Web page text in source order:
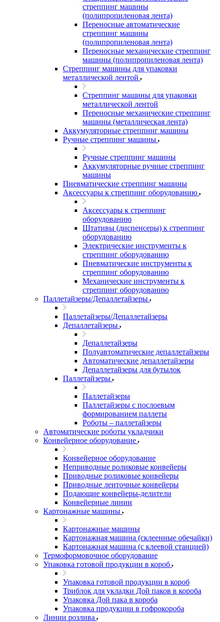
стреппинг машины
(полипропиленовая лента)
Переносные автоматические
стреппинг машины
(полипропиленовая лента)
Переносные механические стреппинг
машины (полипропиленовая лента)
Стреппинг машины для упаковки
металлической лентой
Стреппинг машины для упаковки
металлической лентой
Переносные механические стреппинг
машины (металлическая лента)
Аккумуляторные стреппинг машины
Ручные стреппинг машины
Ручные стреппинг машины
Аккумуляторные ручные стреппинг
машины
Пневматические стреппинг машины
Аксессуары к стреппинг оборудованию
Аксессуары к стреппинг
оборудованию
Штативы (диспенсеры) к стреппинг
оборудованию
Электрические инструменты к
стреппинг оборудованию
Пневматические инструменты к
стреппинг оборудованию
Механические инструменты к
стреппинг оборудованию
Паллетайзеры/Депаллетайзеры
Паллетайзеры/Депаллетайзеры
Депаллетайзеры
Депаллетайзеры
Полуавтоматические депаллетайзеры
Автоматические депаллетайзеры
Депаллетайзеры для бутылок
Паллетайзеры
Паллетайзеры
Паллетайзеры с послоевым
формированием паллеты
Роботы – паллетайзеры
Автоматические роботы укладчики
Конвейерное оборудование
Конвейерное оборудование
Неприводные роликовые конвейеры
Приводные роликовые конвейеры
Приводные ленточные конвейеры
Подающие конвейеры-делители
Конвейерные линии
Картонажные машины
Картонажные машины
Картонажная машина (склеенные обечайки)
Картонажная машина (с клеевой станцией)
Термоформовочное оборудование
Упаковка готовой продукции в короб
Упаковка готовой продукции в короб
Триблок для укладки Дой паков в короба
Упаковка Дой пака в короба
Упаковка продукции в гофрокороба
Линии розлива